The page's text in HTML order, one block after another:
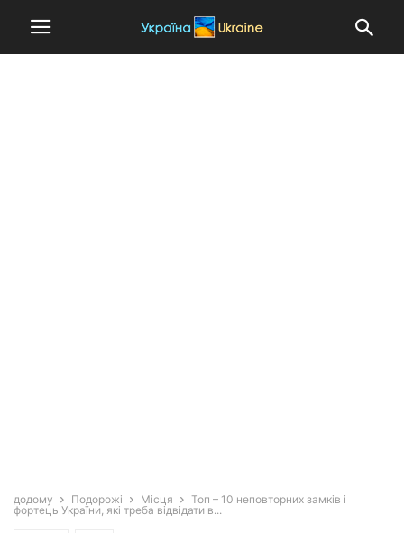
додому Подорожі Місця
Топ – 10 неповторних замків і
фортець України, які треба відвідати в...